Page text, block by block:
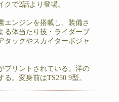
で2話より登場。
エンジンを搭載し、装備さ
る体当たり技・ライダーブ
タックやスカイターボジャ
プリントされている。洋の
。変身前はTS250 9型。